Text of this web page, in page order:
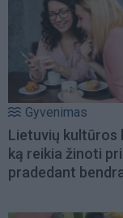
Gyvenimas
Lietuvių kultūros
ką reikia žinoti
pradedant